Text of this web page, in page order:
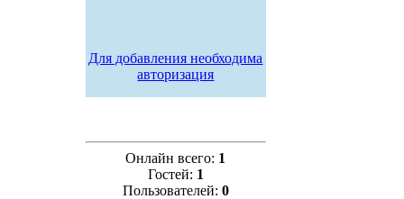
Для добавления необходима
авторизация
Онлайн всего: 1
Гостей: 1
Пользователей: 0